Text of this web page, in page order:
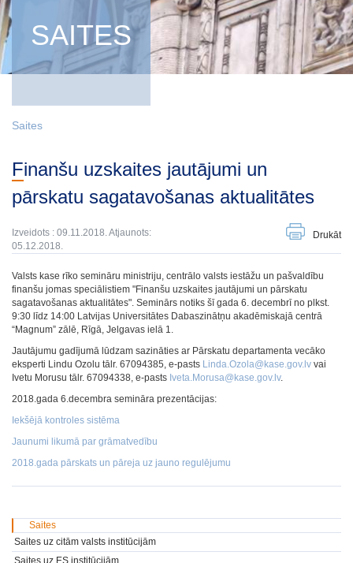
SAITES
Saites
Finanšu uzskaites jautājumi un
pārskatu sagatavošanas aktualitātes
Izveidots : 09.11.2018. Atjaunots:
05.12.2018.
Drukāt
Valsts kase rīko semināru ministriju, centrālo valsts iestāžu un pašvaldību
finanšu jomas speciālistiem "Finanšu uzskaites jautājumi un pārskatu
sagatavošanas aktualitātes". Seminārs notiks šī gada 6. decembrī no plkst.
9:30 līdz 14:00 Latvijas Universitātes Dabaszinātņu akadēmiskajā centrā
“Magnum” zālē, Rīgā, Jelgavas ielā 1.
Jautājumu gadījumā lūdzam sazināties ar Pārskatu departamenta vecāko
eksperti Lindu Ozolu tālr. 67094385, e-pasts Linda.Ozola@kase.gov.lv vai
Ivetu Morusu tālr. 67094338, e-pasts Iveta.Morusa@kase.gov.lv.
2018.gada 6.decembra semināra prezentācijas:
Iekšējā kontroles sistēma
Jaunumi likumā par grāmatvedību
2018.gada pārskats un pāreja uz jauno regulējumu
Saites
Saites uz citām valsts institūcijām
Saites uz ES institūcijām